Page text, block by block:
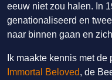
eeuw niet zou halen. In
genationaliseerd en
naar binnen gaan en
Ik maakte kennis met
Immortal Beloved, de